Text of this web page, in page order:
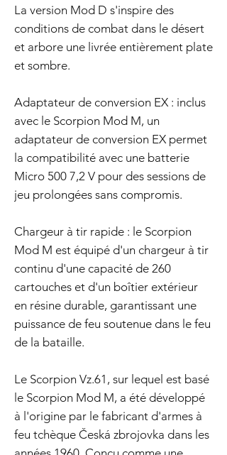
La version Mod D s'inspire des
conditions de combat dans le désert
et arbore une livrée entièrement plate
et sombre.
Adaptateur de conversion EX : inclus
avec le Scorpion Mod M, un
adaptateur de conversion EX permet
la compatibilité avec une batterie
Micro 500 7,2 V pour des sessions de
jeu prolongées sans compromis.
Chargeur à tir rapide : le Scorpion
Mod M est équipé d'un chargeur à tir
continu d'une capacité de 260
cartouches et d'un boîtier extérieur
en résine durable, garantissant une
puissance de feu soutenue dans le feu
de la bataille.
Le Scorpion Vz.61, sur lequel est basé
le Scorpion Mod M, a été développé
à l'origine par le fabricant d'armes à
feu tchèque Česká zbrojovka dans les